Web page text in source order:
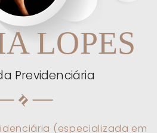
LOPES
Previdenciária
(especializada em